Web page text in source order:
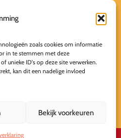
zoals cookies om informatie
in te stemmen met deze
unieke ID's op deze site verwerken.
kan dit een nadelige invloed
Bekijk voorkeuren